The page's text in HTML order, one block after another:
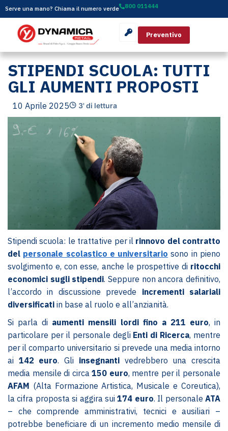
Serve una mano? Chiama il numero verde 800 011444
Preventivo
STIPENDI SCUOLA: TUTTI
GLI AUMENTI PROPOSTI
10 Aprile 2025 3' di lettura
Stipendi scuola: le trattative per il rinnovo del contratto
del personale scolastico e universitario sono in pieno
svolgimento e, con esse, anche le prospettive di ritocchi
economici sugli stipendi. Seppure non ancora definitivo,
l’accordo in discussione prevede incrementi salariali
diversificati in base al ruolo e all’anzianità.
Si parla di aumenti mensili lordi fino a 211 euro, in
particolare per il personale degli Enti di Ricerca, mentre
per il comparto universitario si prevede una media intorno
ai 142 euro. Gli insegnantivedrebbero una crescita
media mensile di circa150 euro, mentre per il personale
AFAM (Alta Formazione Artistica, Musicale e Coreutica),
la cifra proposta si aggira sui174 euro. Il personaleATA
– che comprende amministrativi, tecnici e ausiliari –
potrebbe beneficiare di un incremento medio mensile di